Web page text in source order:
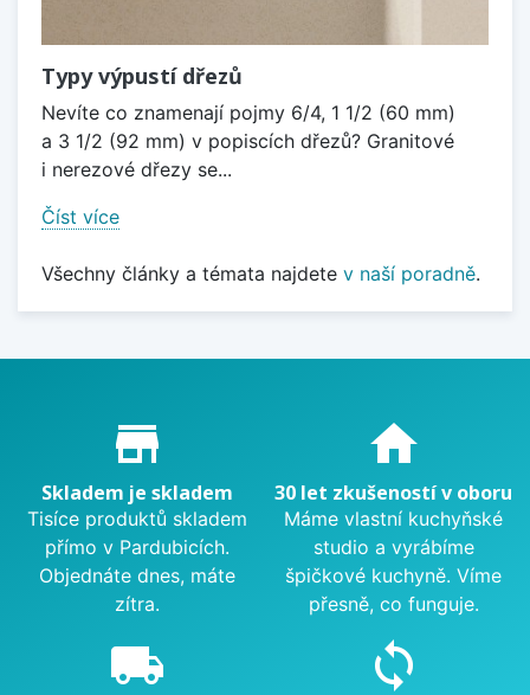
Typy výpustí dřezů
Nevíte co znamenají pojmy 6/4, 1 1/2 (60 mm)
a 3 1/2 (92 mm) v popiscích dřezů? Granitové
i nerezové dřezy se...
Číst více
Všechny články a témata najdete v naší poradně.
Proč nakupovat u nás?
store_mall_directory
Skladem je skladem
Tisíce produktů skladem
přímo v Pardubicích.
Objednáte dnes, máte
zítra.
home
30 let zkušeností v oboru
Máme vlastní kuchyňské
studio a vyrábíme
špičkové kuchyně. Víme
přesně, co funguje.
local_shipping sync